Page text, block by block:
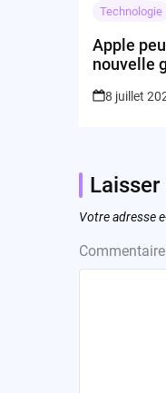
Technologie
Apple
nouvelle
8 juillet
Votre adresse
Commentaire